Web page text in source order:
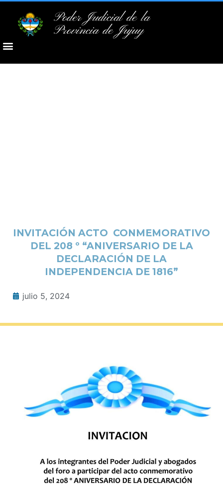
Poder Judicial de la
Provincia de Jujuy
INVITACIÓN ACTO CONMEMORATIVO
DEL 208 º “ANIVERSARIO DE LA
DECLARACIÓN DE LA
INDEPENDENCIA DE 1816”
julio 5, 2024